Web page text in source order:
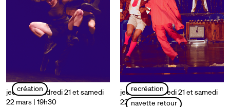
création
jeudi 20, vendredi 21 et samedi
22 mars | 19h30
recréation
navette retour
jeudi 20, vendredi 21 et samedi
22 mars | 21h